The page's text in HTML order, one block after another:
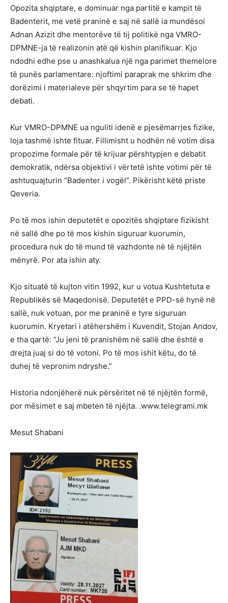
Opozita shqiptare, e dominuar nga partitë e kampit të
Badenterit, me vetë praninë e saj në sallë ia mundësoi
Adnan Azizit dhe mentorëve të tij politikë nga VMRO-
DPMNE-ja të realizonin atë që kishin planifikuar. Kjo
ndodhi edhe pse u anashkalua një nga parimet themelore
të punës parlamentare: njoftimi paraprak me shkrim dhe
dorëzimi i materialeve për shqyrtim para se të hapet
debati.
Kur VMRO-DPMNE ua nguliti idenë e pjesëmarrjes fizike,
loja tashmë ishte fituar. Fillimisht u hodhën në votim disa
propozime formale për të krijuar përshtypjen e debatit
demokratik, ndërsa objektivi i vërtetë ishte votimi për të
ashtuquajturin “Badenter i vogël”. Pikërisht këtë priste
Qeveria.
Po të mos ishin deputetët e opozitës shqiptare fizikisht
në sallë dhe po të mos kishin siguruar kuorumin,
procedura nuk do të mund të vazhdonte në të njëjtën
mënyrë. Por ata ishin aty.
Kjo situatë të kujton vitin 1992, kur u votua Kushtetuta e
Republikës së Maqedonisë. Deputetët e PPD-së hynë në
sallë, nuk votuan, por me praninë e tyre siguruan
kuorumin. Kryetari i atëhershëm i Kuvendit, Stojan Andov,
e tha qartë: “Ju jeni të pranishëm në sallë dhe është e
drejta juaj si do të votoni. Po të mos ishit këtu, do të
duhej të vepronim ndryshe.”
Historia ndonjëherë nuk përsëritet në të njëjtën formë,
por mësimet e saj mbeten të njëjta. .www.telegrami.mk
Mesut Shabani